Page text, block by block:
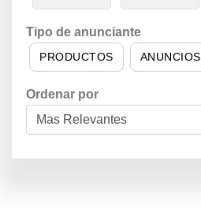
Tipo de anunciante
ANUNCIOS
PRODUCTOS
Ordenar por